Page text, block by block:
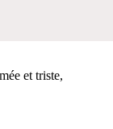
et triste,